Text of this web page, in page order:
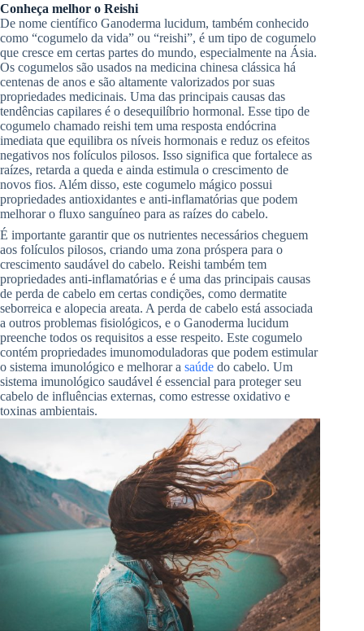
Conheça melhor o Reishi
De nome científico Ganoderma lucidum, também conhecido
como “cogumelo da vida” ou “reishi”, é um tipo de cogumelo
que cresce em certas partes do mundo, especialmente na Ásia.
Os cogumelos são usados ​​na medicina chinesa clássica há
centenas de anos e são altamente valorizados por suas
propriedades medicinais. Uma das principais causas das
tendências capilares é o desequilíbrio hormonal. Esse tipo de
cogumelo chamado reishi tem uma resposta endócrina
imediata que equilibra os níveis hormonais e reduz os efeitos
negativos nos folículos pilosos. Isso significa que fortalece as
raízes, retarda a queda e ainda estimula o crescimento de
novos fios. Além disso, este cogumelo mágico possui
propriedades antioxidantes e anti-inflamatórias que podem
melhorar o fluxo sanguíneo para as raízes do cabelo.
É importante garantir que os nutrientes necessários cheguem
aos folículos pilosos, criando uma zona próspera para o
crescimento saudável do cabelo. Reishi também tem
propriedades anti-inflamatórias e é uma das principais causas
de perda de cabelo em certas condições, como dermatite
seborreica e alopecia areata. A perda de cabelo está associada
a outros problemas fisiológicos, e o Ganoderma lucidum
preenche todos os requisitos a esse respeito. Este cogumelo
contém propriedades imunomoduladoras que podem estimular
o sistema imunológico e melhorar a saúde do cabelo. Um
sistema imunológico saudável é essencial para proteger seu
cabelo de influências externas, como estresse oxidativo e
toxinas ambientais.